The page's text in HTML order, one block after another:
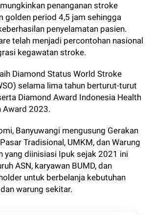
penanganan stroke
golden period 4,5 jam sehingga
penyelamatan pasien.
telah menjadi percontohan nasional
kegawatan stroke.
Diamond Status World Stroke
selama lima tahun berturut-turut
Diamond Award Indonesia Health
Award 2023.
Banyuwangi mengusung Gerakan
Tradisional, UMKM, dan Warung
yang diinisiasi Ipuk sejak 2021 ini
ASN, karyawan BUMD, dan
untuk berbelanja kebutuhan
warung sekitar.